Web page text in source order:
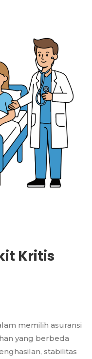
Kritis
memilih asuransi
yang berbeda
stabilitas